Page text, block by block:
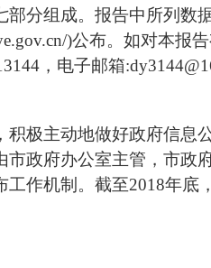
分组成。报告中所列数
)公布。如对本报
，电子邮箱
极主动地做好政府信息
政府办公室主管，市政
作机制。截至2018年